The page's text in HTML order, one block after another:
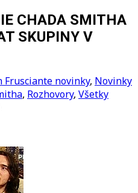
CHADA SMITHA
SKUPINY V
Frusciante novinky, Novinky
, Rozhovory, Všetky
na
CHADA
SMITHA
O
JOHNOVI,